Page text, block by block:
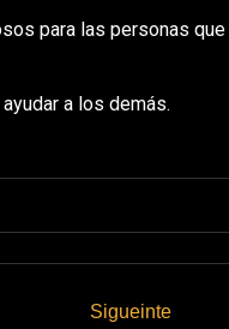
para las personas que
a los demás.
Sigueinte